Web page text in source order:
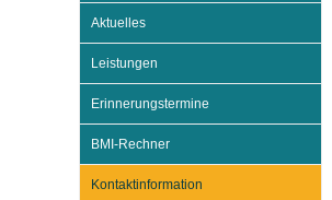
Aktuelles
Leistungen
Erinnerungstermine
BMI-Rechner
Kontaktinformation